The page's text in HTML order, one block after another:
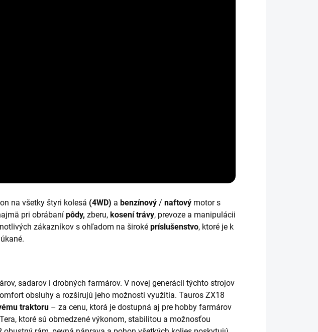
na všetky štyri kolesá (4WD) a benzínový / naftový motor s
pri obrábanípôdy, zberu, kosení trávy, prevoze a manipulácii
zákazníkov s ohľadom na široké príslušenstvo, ktoré je k
sadarov i drobných farmárov. V novej generácii týchto strojov
obsluhy a rozširujú jeho možnosti využitia. Tauros ZX18
traktoru – za cenu, ktorá je dostupná aj pre hobby farmárov
ktoré sú obmedzené výkonom, stabilitou a možnosťou